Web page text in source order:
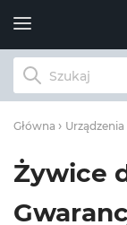
Główna
Żywice